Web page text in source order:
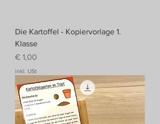
Die Kartoffel - Kopiervorlage 1.
Klasse
Preis
€ 1,00
inkl. USt